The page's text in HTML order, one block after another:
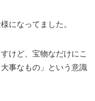
になってました。
けど、宝物なだけにこ
事なもの」という意識